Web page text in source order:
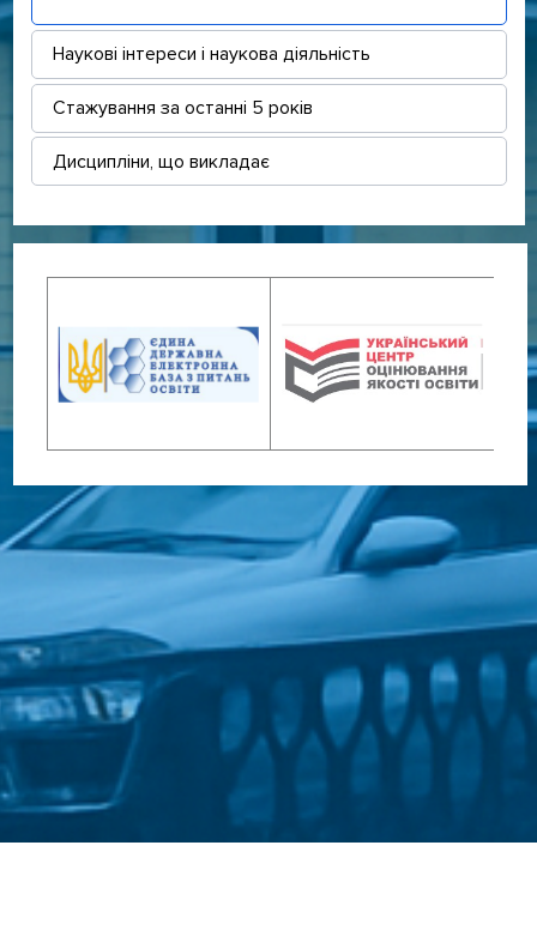
Наукові інтереси і наукова діяльність
Стажування за останні 5 років
Дисципліни, що викладає